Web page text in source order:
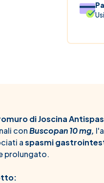
di Joscina
conBuscopan 10 mg,
aspasmi
prolungato.